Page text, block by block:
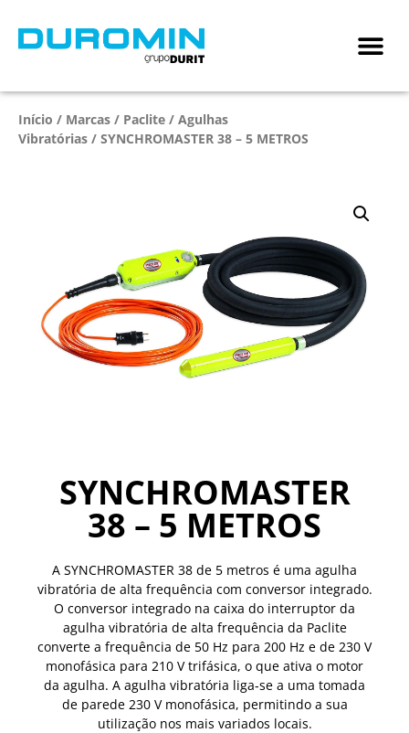
Início / Marcas / Paclite / Agulhas
Vibratórias / SYNCHROMASTER 38 – 5 METROS
SYNCHROMASTER
38 – 5 METROS
A SYNCHROMASTER 38 de 5 metros é uma agulha
vibratória de alta frequência com conversor integrado.
O conversor integrado na caixa do interruptor da
agulha vibratória de alta frequência da Paclite
converte a frequência de 50 Hz para 200 Hz e de 230 V
monofásica para 210 V trifásica, o que ativa o motor
da agulha. A agulha vibratória liga‑se a uma tomada
de parede 230 V monofásica, permitindo a sua
utilização nos mais variados locais.